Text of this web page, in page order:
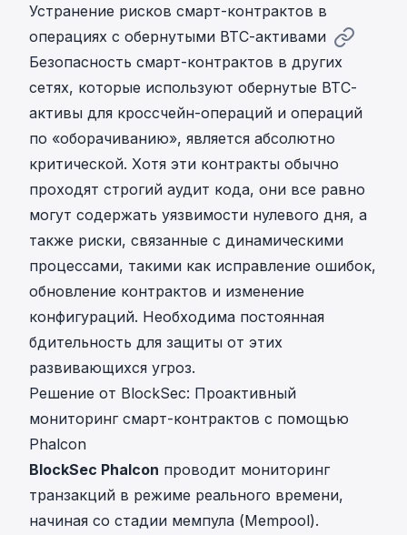
Устранение рисков смарт-контрактов в
операциях с обернутыми BTC-активами
Безопасность смарт-контрактов в других
сетях, которые используют обернутые BTC-
активы для кроссчейн-операций и операций
по «оборачиванию», является абсолютно
критической. Хотя эти контракты обычно
проходят строгий аудит кода, они все равно
могут содержать уязвимости нулевого дня, а
также риски, связанные с динамическими
процессами, такими как исправление ошибок,
обновление контрактов и изменение
конфигураций. Необходима постоянная
бдительность для защиты от этих
развивающихся угроз.
Решение от BlockSec: Проактивный
мониторинг смарт-контрактов с помощью
Phalcon
BlockSec Phalcon проводит мониторинг
транзакций в режиме реального времени,
начиная со стадии мемпула (Mempool).